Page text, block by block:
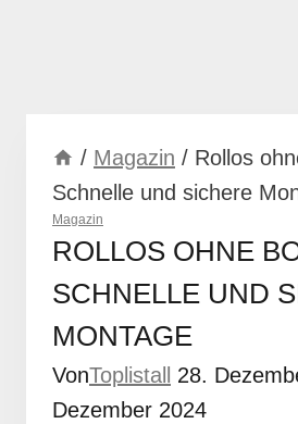
/ Magazin / Rollos
Schnelle und sichere
Magazin
ROLLOS OHNE
SCHNELLE UND
MONTAGE
VonToplistall 28.
Dezember 2024